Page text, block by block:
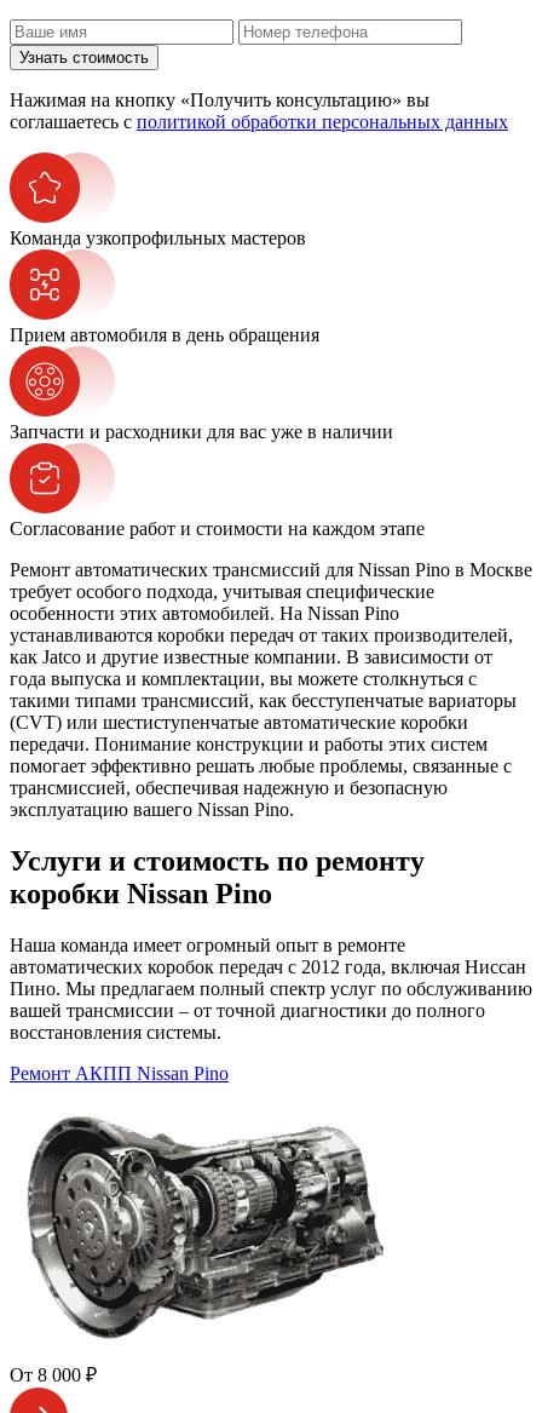
Узнать стоимость
Нажимая на кнопку «Получить консультацию» вы
соглашаетесь с политикой обработки персональных данных
Команда узкопрофильных мастеров
Прием автомобиля в день обращения
Запчасти и расходники для вас уже в наличии
Согласование работ и стоимости на каждом этапе
Ремонт автоматических трансмиссий для Nissan Pino в Москве
требует особого подхода, учитывая специфические
особенности этих автомобилей. На Nissan Pino
устанавливаются коробки передач от таких производителей,
как Jatco и другие известные компании. В зависимости от
года выпуска и комплектации, вы можете столкнуться с
такими типами трансмиссий, как бесступенчатые вариаторы
(CVT) или шестиступенчатые автоматические коробки
передачи. Понимание конструкции и работы этих систем
помогает эффективно решать любые проблемы, связанные с
трансмиссией, обеспечивая надежную и безопасную
эксплуатацию вашего Nissan Pino.
Услуги и стоимость по ремонту
коробки Nissan Pino
Наша команда имеет огромный опыт в ремонте
автоматических коробок передач с 2012 года, включая Ниссан
Пино. Мы предлагаем полный спектр услуг по обслуживанию
вашей трансмиссии – от точной диагностики до полного
восстановления системы.
Ремонт АКПП Nissan Pino
От 8 000 ₽